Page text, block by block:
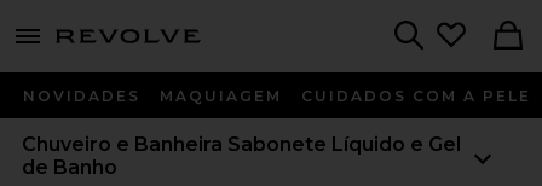
menu - shows more content
NOVIDADES MAQUIAGEM CUIDADOS COM A PELE
Chuveiro e Banheira Sabonete Líquido e Gel
de Banho